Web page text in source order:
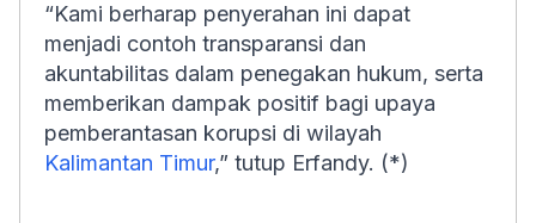
“Kami berharap penyerahan ini dapat
menjadi contoh transparansi dan
akuntabilitas dalam penegakan hukum, serta
memberikan dampak positif bagi upaya
pemberantasan korupsi di wilayah
Kalimantan Timur,” tutup Erfandy. (*)